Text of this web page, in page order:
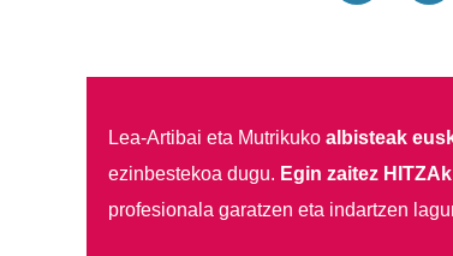
Lea-Artibai eta Mutrikuko albisteak
ezinbestekoa dugu. Egin zaitez
profesionala garatzen eta indartzen